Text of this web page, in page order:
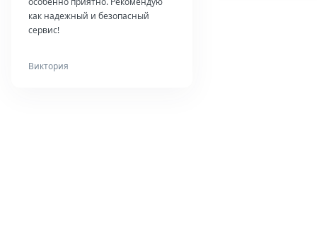
как надежный и безопасный
сервис!
Виктория